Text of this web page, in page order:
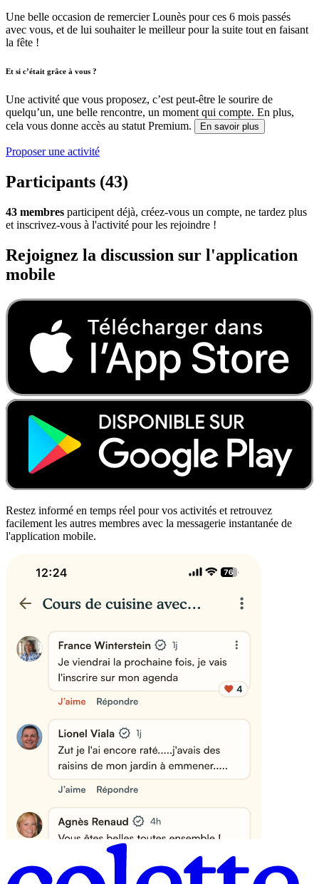
Une belle occasion de remercier Lounès pour ces 6 mois passés
avec vous, et de lui souhaiter le meilleur pour la suite tout en faisant
la fête !
Et si c’était grâce à vous ?
Une activité que vous proposez, c’est peut-être le sourire de
quelqu’un, une belle rencontre, un moment qui compte. En plus,
cela vous donne accès au statut Premium.
En savoir plus
Proposer une activité
Participants (43)
43 membres participent déjà, créez-vous un compte, ne tardez plus
et inscrivez-vous à l'activité pour les rejoindre !
Rejoignez la discussion sur l'application
mobile
Restez informé en temps réel pour vos activités et retrouvez
facilement les autres membres avec la messagerie instantanée de
l'application mobile.